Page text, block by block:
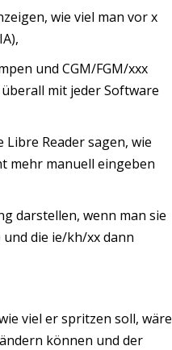
wie viel man vor x
und CGM/FGM/xxx
mit jeder Software
Libre Reader sagen, wie
mehr manuell eingeben
darstellen, wenn man sie
die ie/kh/xx dann
viel er spritzen soll, wäre
können und der